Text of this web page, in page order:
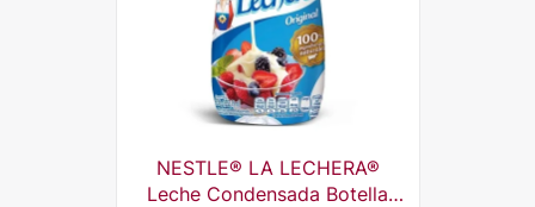
NESTLE® LA LECHERA®
Leche Condensada Botella